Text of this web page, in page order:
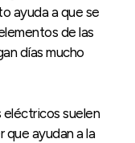
ayuda a que se
de las
días mucho
eléctricos suelen
que ayudan a la